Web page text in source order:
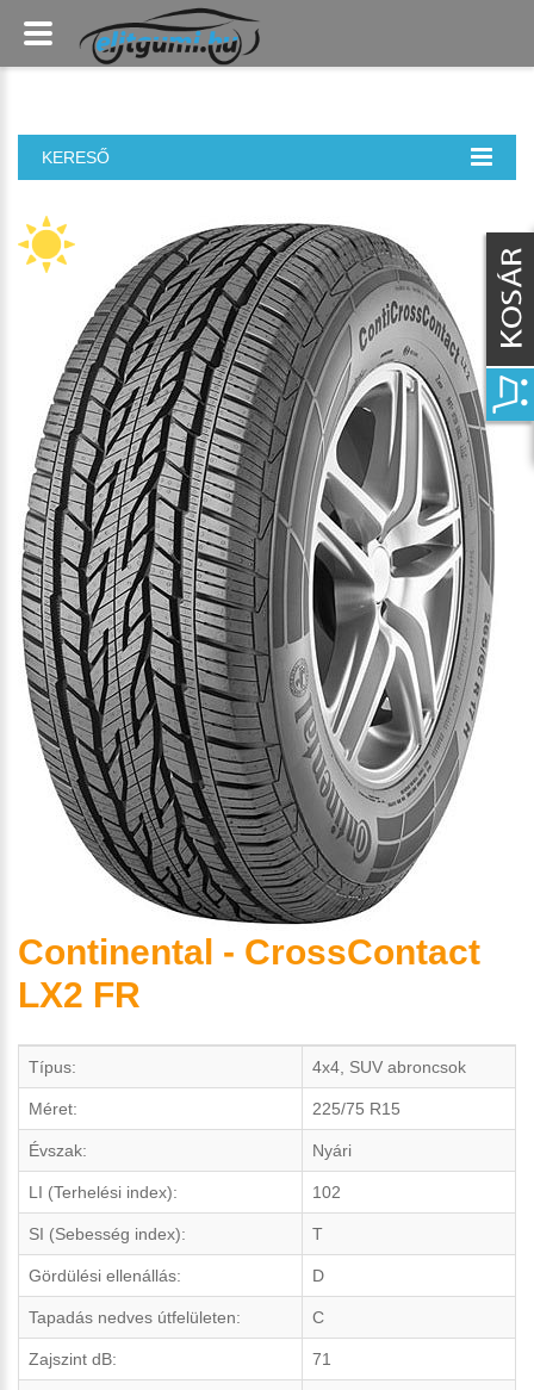
KERESŐ
Continental - CrossContact
LX2 FR
Típus: 4x4, SUV abroncsok
Méret: 225/75 R15
Évszak: Nyári
LI (Terhelési index): 102
SI (Sebesség index): T
Gördülési ellenállás: D
Tapadás nedves útfelületen: C
Zajszint dB: 71